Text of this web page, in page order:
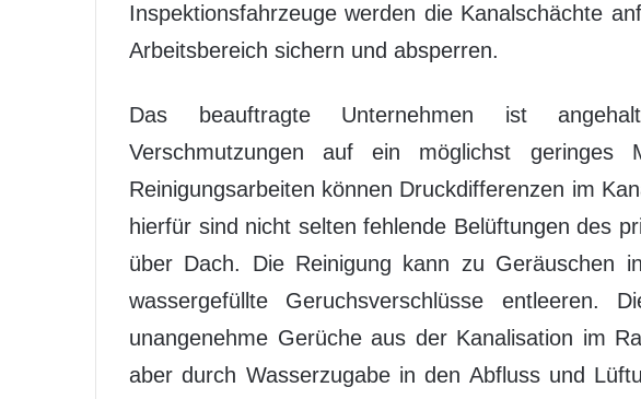
Inspektionsfahrzeuge werden die Kanalschächte
Arbeitsbereich sichern und absperren.
Das beauftragte Unternehmen ist
Verschmutzungen auf ein möglichst geringes
Reinigungsarbeiten können Druckdifferenzen im
hierfür sind nicht selten fehlende Belüftungen des
über Dach. Die Reinigung kann zu Geräuschen
wassergefüllte Geruchsverschlüsse entleeren.
unangenehme Gerüche aus der Kanalisation im
aber durch Wasserzugabe in den Abfluss und